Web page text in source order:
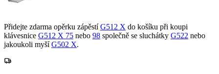
Přidejte zdarma opěrku zápěstíG512 X do košíku při koupi
klávesnice G512 X 75 nebo 98 společně se sluchátky G522 nebo
jakoukoli myšíG502 X.